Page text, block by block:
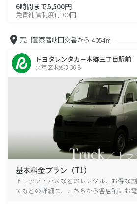
6時間まで5,500円
免責補償制度1,100円
荒川警察署峡田交番から 4054m
トヨタレンタカー本郷三丁目駅前
文京区本郷3-36-8
基本料金プラン（T1）
トラック・バスなどのレンタル、お得な
てなどの詳細は、こちらから各店舗にお電